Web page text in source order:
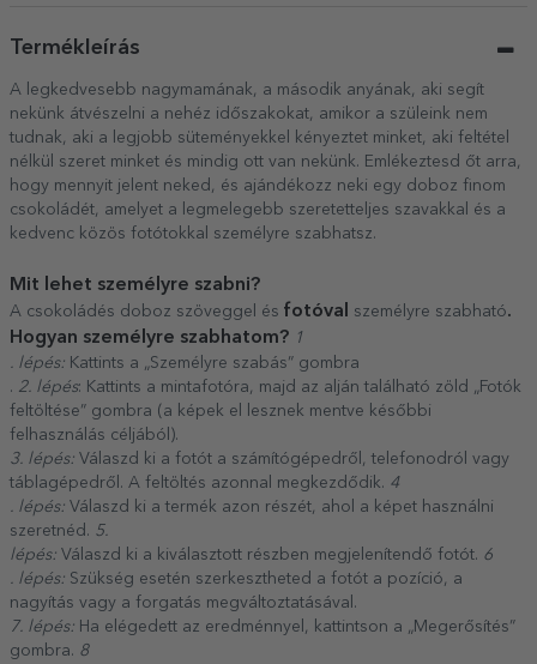
Termékleírás
A legkedvesebb nagymamának, a második anyának, aki segít
nekünk átvészelni a nehéz időszakokat, amikor a szüleink nem
tudnak, aki a legjobb süteményekkel kényeztet minket, aki feltétel
nélkül szeret minket és mindig ott van nekünk. Emlékeztesd őt arra,
hogy mennyit jelent neked, és ajándékozz neki egy doboz finom
csokoládét, amelyet a legmelegebb szeretetteljes szavakkal és a
kedvenc közös fotótokkal személyre szabhatsz.
Mit lehet személyre szabni?
A csokoládés doboz szöveggel és fotóval személyre szabható.
Hogyan személyre szabhatom? 1
. lépés: Kattints a „Személyre szabás” gombra
. 2. lépés: Kattints a mintafotóra, majd az alján található zöld „Fotók
feltöltése” gombra (a képek el lesznek mentve későbbi
felhasználás céljából).
3. lépés: Válaszd ki a fotót a számítógépedről, telefonodról vagy
táblagépedről. A feltöltés azonnal megkezdődik. 4
. lépés: Válaszd ki a termék azon részét, ahol a képet használni
szeretnéd. 5.
lépés: Válaszd ki a kiválasztott részben megjelenítendő fotót. 6
. lépés: Szükség esetén szerkesztheted a fotót a pozíció, a
nagyítás vagy a forgatás megváltoztatásával.
7. lépés: Ha elégedett az eredménnyel, kattintson a „Megerősítés”
gombra. 8